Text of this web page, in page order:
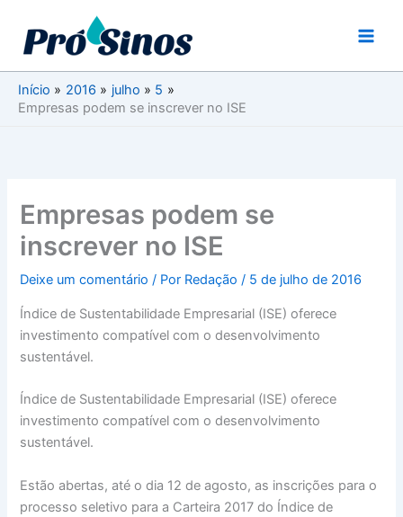
conteúdo
Início
2016 julho
5
Empresas podem se inscrever no ISE
Empresas podem se
inscrever no ISE
Deixe um comentário / Por Redação/ 5 de julho de 2016
Índice de Sustentabilidade Empresarial (ISE) oferece
investimento compatível com o desenvolvimento
sustentável.
Índice de Sustentabilidade Empresarial (ISE) oferece
investimento compatível com o desenvolvimento
sustentável.
Estão abertas, até o dia 12 de agosto, as inscrições para o
processo seletivo para a Carteira 2017 do Índice de